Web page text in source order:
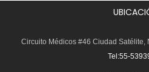
Circuito Médicos #46 Ciudad Satélite,
Tel:55-